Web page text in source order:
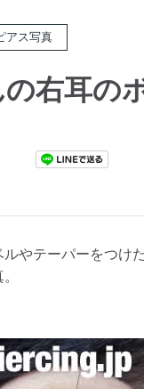
アス写真
右耳の
やテーパーをつけ